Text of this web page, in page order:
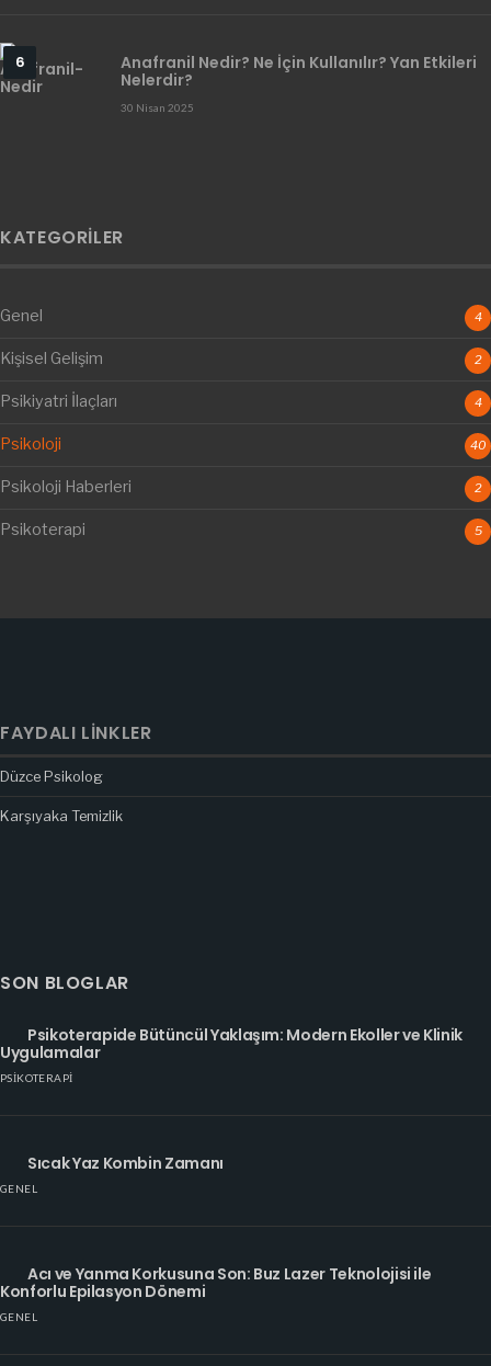
Anafranil Nedir? Ne İçin Kullanılır? Yan Etkileri
Nelerdir?
30 Nisan 2025
KATEGORILER
Genel 4
Kişisel Gelişim 2
Psikiyatri İlaçları 4
Psikoloji 40
Psikoloji Haberleri 2
Psikoterapi 5
FAYDALI LINKLER
Düzce Psikolog
Karşıyaka Temizlik
SON BLOGLAR
Psikoterapide Bütüncül Yaklaşım: Modern Ekoller ve Klinik
Uygulamalar
PSIKOTERAPI
Sıcak Yaz Kombin Zamanı
GENEL
Acı ve Yanma Korkusuna Son: Buz Lazer Teknolojisi ile
Konforlu Epilasyon Dönemi
GENEL